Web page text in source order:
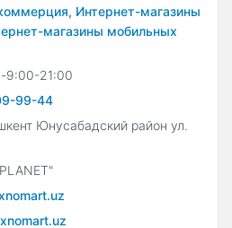
Интернет-магазины
магазины мобильных
9:00-21:00
99-44
Юнусабадский район ул.